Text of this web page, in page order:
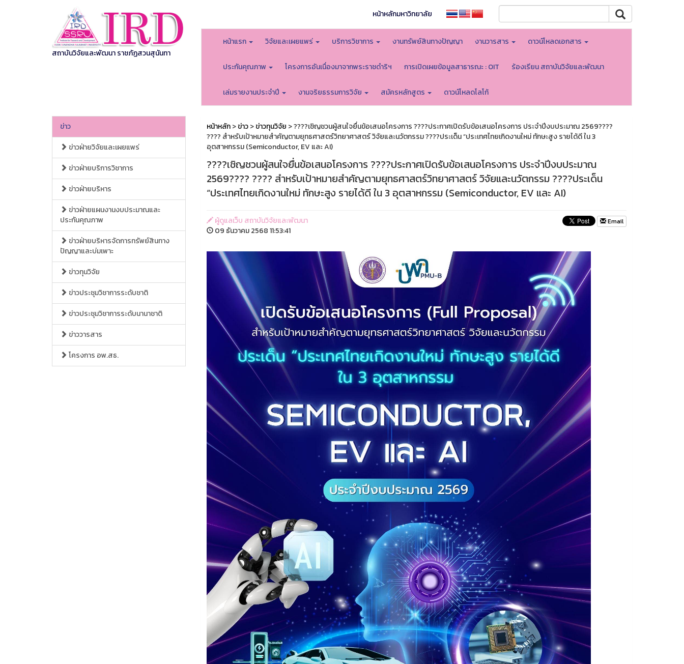
สถาบันวิจัยและพัฒนา ราชภัฏสวนสุนันทา
หน้าหลักมหาวิทยาลัย
หน้าแรก วิจัยและเผยแพร่ บริการวิชาการ งานทรัพย์สินทางปัญญา งานวารสาร ดาวน์โหลดเอกสาร
ประกันคุณภาพ โครงการอันเนื่องมาจากพระราชดำริฯ การเปิดเผยข้อมูลสาธารณะ : OIT ร้องเรียน สถาบันวิจัยและพัฒนา
เล่มรายงานประจำปี งานจริยธรรมการวิจัย สมัครหลักสูตร ดาวน์โหลดโลโก้
ข่าว
ข่าวฝ่ายวิจัยและเผยแพร่
ข่าวฝ่ายบริการวิชาการ
ข่าวฝ่ายบริหาร
ข่าวฝ่ายแผนงานงบประมาณและ
ประกันคุณภาพ
ข่าวฝ่ายบริหารจัดการทรัพย์สินทาง
ปัญญาและบ่มเพาะ
ข่าวทุนวิจัย
ข่าวประชุมวิชาการระดับชาติ
ข่าวประชุมวิชาการระดับนานาชาติ
ข่าววารสาร
โครงการ อพ.สธ.
หน้าหลัก>ข่าว>ข่าวทุนวิจัย > ????เชิญชวนผู้สนใจยื่นข้อเสนอโครงการ ????ประกาศเปิดรับข้อเสนอโครงการ ประจำปีงบประมาณ 2569????
???? สำหรับเป้าหมายสำคัญตามยุทธศาสตร์วิทยาศาสตร์ วิจัยและนวัตกรรม ????ประเด็น “ประเทศไทยเกิดงานใหม่ ทักษะสูง รายได้ดี ใน 3
อุตสาหกรรม (Semiconductor, EV และ AI)
????เชิญชวนผู้สนใจยื่นข้อเสนอโครงการ ????ประกาศเปิดรับข้อเสนอโครงการ ประจำปีงบประมาณ
2569???? ???? สำหรับเป้าหมายสำคัญตามยุทธศาสตร์วิทยาศาสตร์ วิจัยและนวัตกรรม ????ประเด็น
“ประเทศไทยเกิดงานใหม่ ทักษะสูง รายได้ดี ใน 3 อุตสาหกรรม (Semiconductor, EV และ AI)
ผู้ดูแลเว็บ สถาบันวิจัยและพัฒนา
09 ธันวาคม 2568 11:53:41
Email